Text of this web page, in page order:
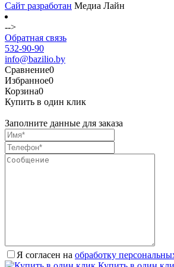
Сайт разработан Медиа Лайн
-->
Обратная связь
532-90-90
info@bazilio.by
Сравнение0
Избранное0
Корзина0
Купить в один клик
Заполните данные для заказа
Я согласен на обработку